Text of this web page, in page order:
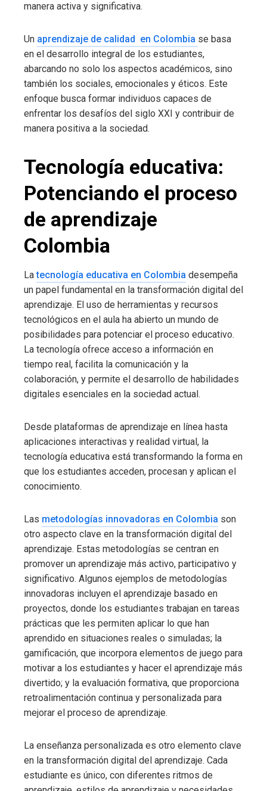
manera activa y significativa.
Un aprendizaje de calidad en Colombia se basa
en el desarrollo integral de los estudiantes,
abarcando no solo los aspectos académicos, sino
también los sociales, emocionales y éticos. Este
enfoque busca formar individuos capaces de
enfrentar los desafíos del siglo XXI y contribuir de
manera positiva a la sociedad.
Tecnología educativa:
Potenciando el proceso
de aprendizaje
Colombia
Latecnología educativa en Colombia desempeña
un papel fundamental en la transformación digital del
aprendizaje. El uso de herramientas y recursos
tecnológicos en el aula ha abierto un mundo de
posibilidades para potenciar el proceso educativo.
La tecnología ofrece acceso a información en
tiempo real, facilita la comunicación y la
colaboración, y permite el desarrollo de habilidades
digitales esenciales en la sociedad actual.
Desde plataformas de aprendizaje en línea hasta
aplicaciones interactivas y realidad virtual, la
tecnología educativa está transformando la forma en
que los estudiantes acceden, procesan y aplican el
conocimiento.
Las metodologías innovadoras en Colombia son
otro aspecto clave en la transformación digital del
aprendizaje. Estas metodologías se centran en
promover un aprendizaje más activo, participativo y
significativo. Algunos ejemplos de metodologías
innovadoras incluyen el aprendizaje basado en
proyectos, donde los estudiantes trabajan en tareas
prácticas que les permiten aplicar lo que han
aprendido en situaciones reales o simuladas; la
gamificación, que incorpora elementos de juego para
motivar a los estudiantes y hacer el aprendizaje más
divertido; y la evaluación formativa, que proporciona
retroalimentación continua y personalizada para
mejorar el proceso de aprendizaje.
La enseñanza personalizada es otro elemento clave
en la transformación digital del aprendizaje. Cada
estudiante es único, con diferentes ritmos de